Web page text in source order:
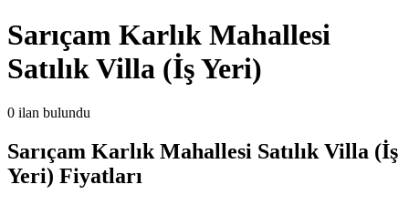
Sarıçam Karlık Mahallesi
Satılık Villa (İş Yeri)
0 ilan bulundu
Sarıçam Karlık Mahallesi Satılık Villa (İş
Yeri) Fiyatları